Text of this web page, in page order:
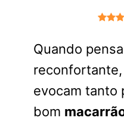
Quando
evocam tanto
bom